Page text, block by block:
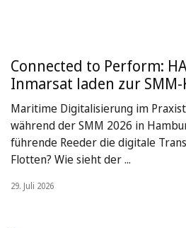
Connected to Perform:
Inmarsat laden zur
Maritime Digitalisierung im
während der SMM 2026 in
führende Reeder die digitale
Flotten? Wie sieht der ...
29. Juli 2026